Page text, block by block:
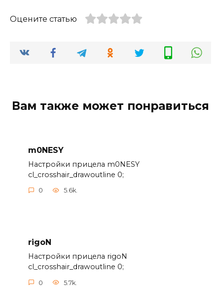
Оцените статью
Вам также может понравиться
m0NESY
Настройки прицела m0NESY
cl_crosshair_drawoutline 0;
0 5.6k.
rigoN
Настройки прицела rigoN
cl_crosshair_drawoutline 0;
0 5.7k.